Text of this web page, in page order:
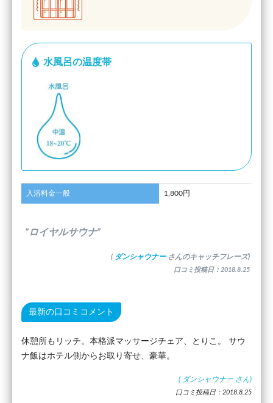
水風呂の温度帯
入浴料金一般 1,800円
”ロイヤルサウナ”
( ダンシャウナー さんのキャッチフレーズ)
口コミ投稿日：2018.8.25
最新の口コミコメント
休憩所もリッチ。本格派マッサージチェア、とりこ。 サウ
ナ飯はホテル側からお取り寄せ、豪華。
( ダンシャウナー さん)
口コミ投稿日：2018.8.25